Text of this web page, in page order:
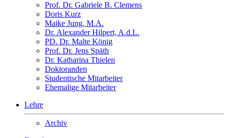
Prof. Dr. Gabriele B. Clemens
Doris Kurz
Maike Jung, M.A.
Dr. Alexander Hilpert, A.d.L.
PD. Dr. Malte König
Prof. Dr. Jens Späth
Dr. Katharina Thielen
Doktoranden
Studentische Mitarbeiter
Ehemalige Mitarbeiter
Lehre
Archiv